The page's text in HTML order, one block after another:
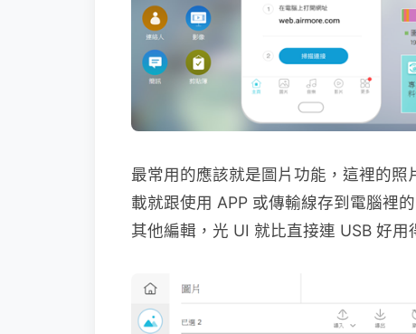
最常用的應該就是圖片功能，這裡的
載就跟使用 APP 或傳輸線存到電腦裡
其他編輯，光 UI 就比直接連 USB 好用